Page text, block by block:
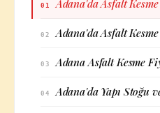
01 Adana'da Asfalt
02 Adana'da Asfalt
03 Adana Asfalt Kesme
04 Adana'da Yapı Stoğu